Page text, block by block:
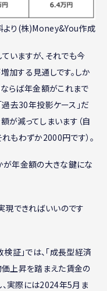
より(株)Money&You作成
いますが、それでも今
加する見通しです。しか
ならば年金額がこれまで
過去30年投影ケース」だ
が減ってしまいます（自
もわずか2000円です）。
が年金額の大きな鍵にな
現できればいいのです
証」では、「成長型経済
価上昇を踏まえた賃金の
、実際には2024年5月ま